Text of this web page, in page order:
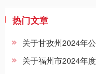
热门文章
关于甘孜州2024年公开考
关于福州市2024年度考试